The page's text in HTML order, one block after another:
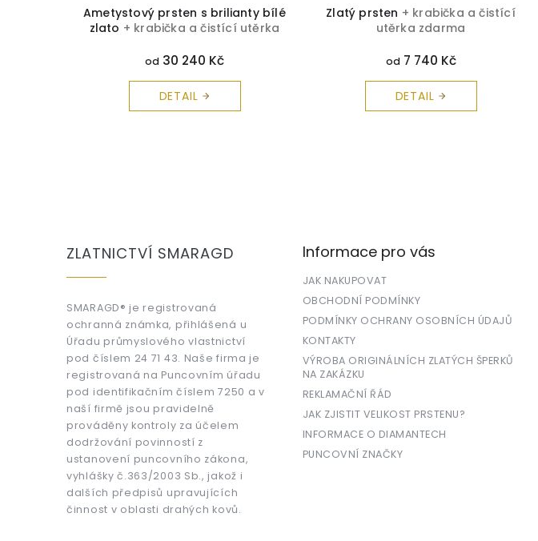
Ametystový prsten s brilianty bílé
zlato + krabička a čistící utěrka
od 30 240 Kč
DETAIL
Zlatý prsten + krabička a čistící
utěrka zdarma
od7 740 Kč
DETAIL
ZLATNICTVÍ SMARAGD
SMARAGD® je registrovaná
ochranná známka, přihlášená u
Úřadu průmyslového vlastnictví
pod číslem 24 71 43. Naše firma je
registrovaná na Puncovním úřadu
pod identifikačním číslem 7250 a v
naší firmě jsou pravidelně
prováděny kontroly za účelem
dodržování povinností z
ustanovení puncovního zákona,
vyhlášky č.363/2003 Sb., jakož i
dalších předpisů upravujících
činnost v oblasti drahých kovů.
Informace pro vás
JAK NAKUPOVAT
OBCHODNÍ PODMÍNKY
PODMÍNKY OCHRANY OSOBNÍCH ÚDAJŮ
KONTAKTY
VÝROBA ORIGINÁLNÍCH ZLATÝCH ŠPERKŮ
NA ZAKÁZKU
REKLAMAČNÍ ŘÁD
JAK ZJISTIT VELIKOST PRSTENU?
INFORMACE O DIAMANTECH
PUNCOVNÍ ZNAČKY